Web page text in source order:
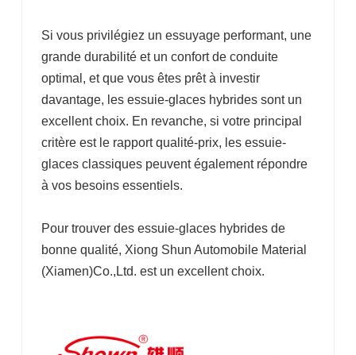
Si vous privilégiez un essuyage performant, une
grande durabilité et un confort de conduite
optimal, et que vous êtes prêt à investir
davantage, les essuie-glaces hybrides sont un
excellent choix. En revanche, si votre principal
critère est le rapport qualité-prix, les essuie-
glaces classiques peuvent également répondre
à vos besoins essentiels.
Pour trouver des essuie-glaces hybrides de
bonne qualité, Xiong Shun Automobile Material
(Xiamen)Co.,Ltd. est un excellent choix.